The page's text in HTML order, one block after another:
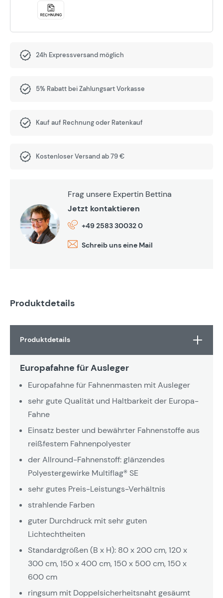
24h Expressversand möglich
5% Rabatt bei Zahlungsart Vorkasse
Kauf auf Rechnung oder Ratenkauf
Kostenloser Versand ab 79 €
Frag unsere Expertin Bettina
Jetzt kontaktieren
+49 2583 30032 0
Schreib uns eine Mail
Produktdetails
Produktdetails
Europafahne für Ausleger
Europafahne für Fahnenmasten mit Ausleger
sehr gute Qualität und Haltbarkeit der Europa-
Fahne
Einsatz bester und bewährter Fahnenstoffe aus
reißfestem Fahnenpolyester
der Allround-Fahnenstoff: glänzendes
Polyestergewirke Multiflag® SE
sehr gutes Preis-Leistungs-Verhältnis
strahlende Farben
guter Durchdruck mit sehr guten
Lichtechtheiten
Standardgrößen (B x H): 80 x 200 cm, 120 x
300 cm, 150 x 400 cm, 150 x 500 cm, 150 x
600 cm
ringsum mit Doppelsicherheitsnaht gesäumt